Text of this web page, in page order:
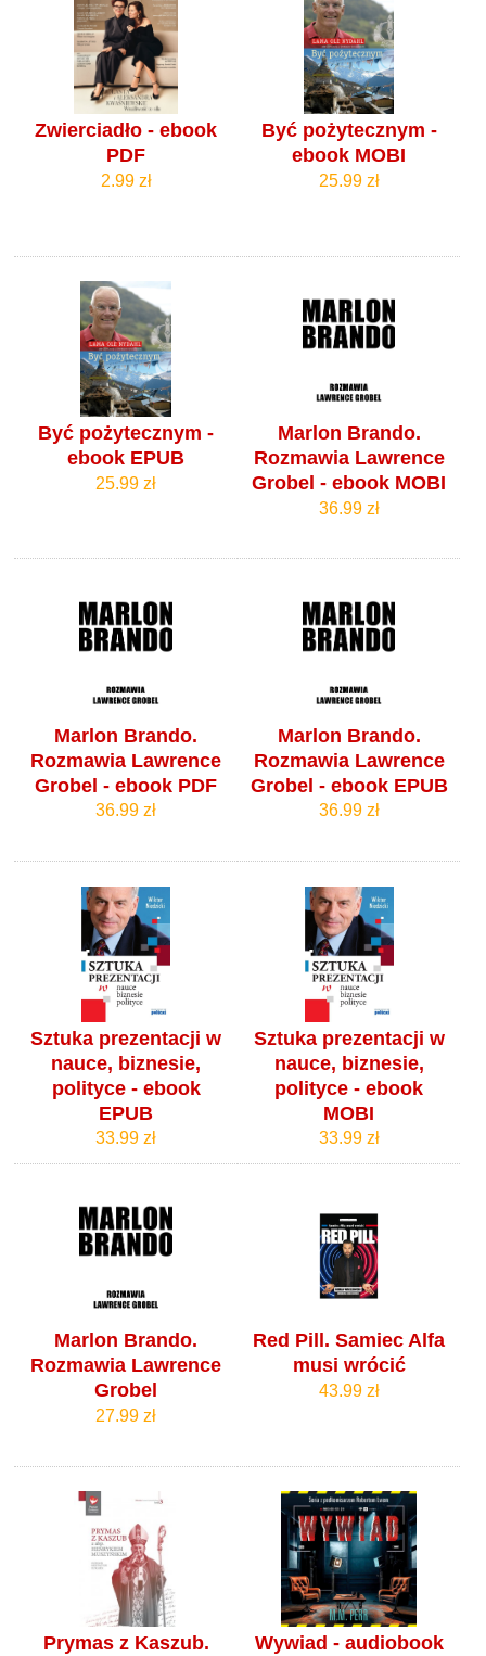
Zwierciadło - ebook
PDF
2.99 zł
Być pożytecznym -
ebook MOBI
25.99 zł
Być pożytecznym -
ebook EPUB
25.99 zł
Marlon Brando.
Rozmawia Lawrence
Grobel - ebook MOBI
36.99 zł
Marlon Brando.
Rozmawia Lawrence
Grobel - ebook PDF
36.99 zł
Marlon Brando.
Rozmawia Lawrence
Grobel - ebook EPUB
36.99 zł
Sztuka prezentacji w
nauce, biznesie,
polityce - ebook
EPUB
33.99 zł
Sztuka prezentacji w
nauce, biznesie,
polityce - ebook
MOBI
33.99 zł
Marlon Brando.
Rozmawia Lawrence
Grobel
27.99 zł
Red Pill. Samiec Alfa
musi wrócić
43.99 zł
Prymas z Kaszub.
Wywiad - audiobook